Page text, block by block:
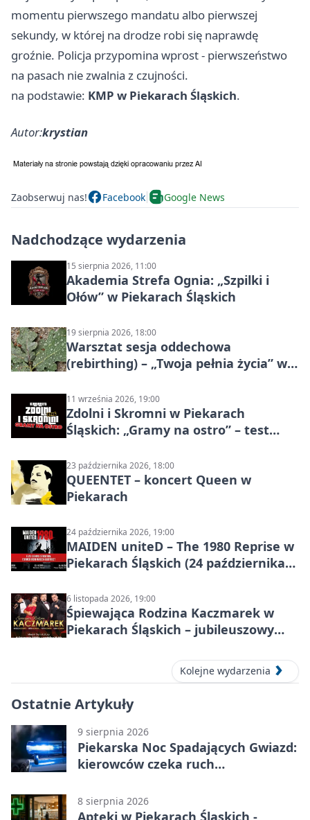
momentu pierwszego mandatu albo pierwszej
sekundy, w której na drodze robi się naprawdę
groźnie. Policja przypomina wprost - pierwszeństwo
na pasach nie zwalnia z czujności.
na podstawie: KMP w Piekarach Śląskich.
Autor:krystian
Zaobserwuj nas! Facebook Google News
Nadchodzące wydarzenia
15 sierpnia 2026, 11:00
Akademia Strefa Ognia: „Szpilki i
Ołów” w Piekarach Śląskich
19 sierpnia 2026, 18:00
Warsztat sesja oddechowa
(rebirthing) – „Twoja pełnia życia” w
11 września 2026, 19:00
Zdolni i Skromni w Piekarach
Śląskich: „Gramy na ostro” – test
23 października 2026, 18:00
QUEENTET – koncert Queen w
Piekarach
24 października 2026, 19:00
MAIDEN uniteD – The 1980 Reprise w
Piekarach Śląskich (24 października
6 listopada 2026, 19:00
Śpiewająca Rodzina Kaczmarek w
Piekarach Śląskich – jubileuszowy
Kolejne wydarzenia
Ostatnie Artykuły
9 sierpnia 2026
Piekarska Noc Spadających Gwiazd:
kierowców czeka ruch
8 sierpnia 2026
Apteki w Piekarach Śląskich -